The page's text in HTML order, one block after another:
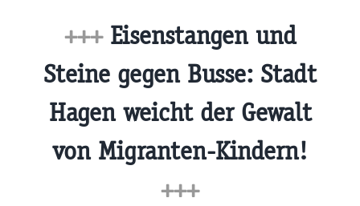
+++Eisenstangen und
Steine gegen Busse: Stadt
Hagen weicht der Gewalt
von Migranten-Kindern!
+++